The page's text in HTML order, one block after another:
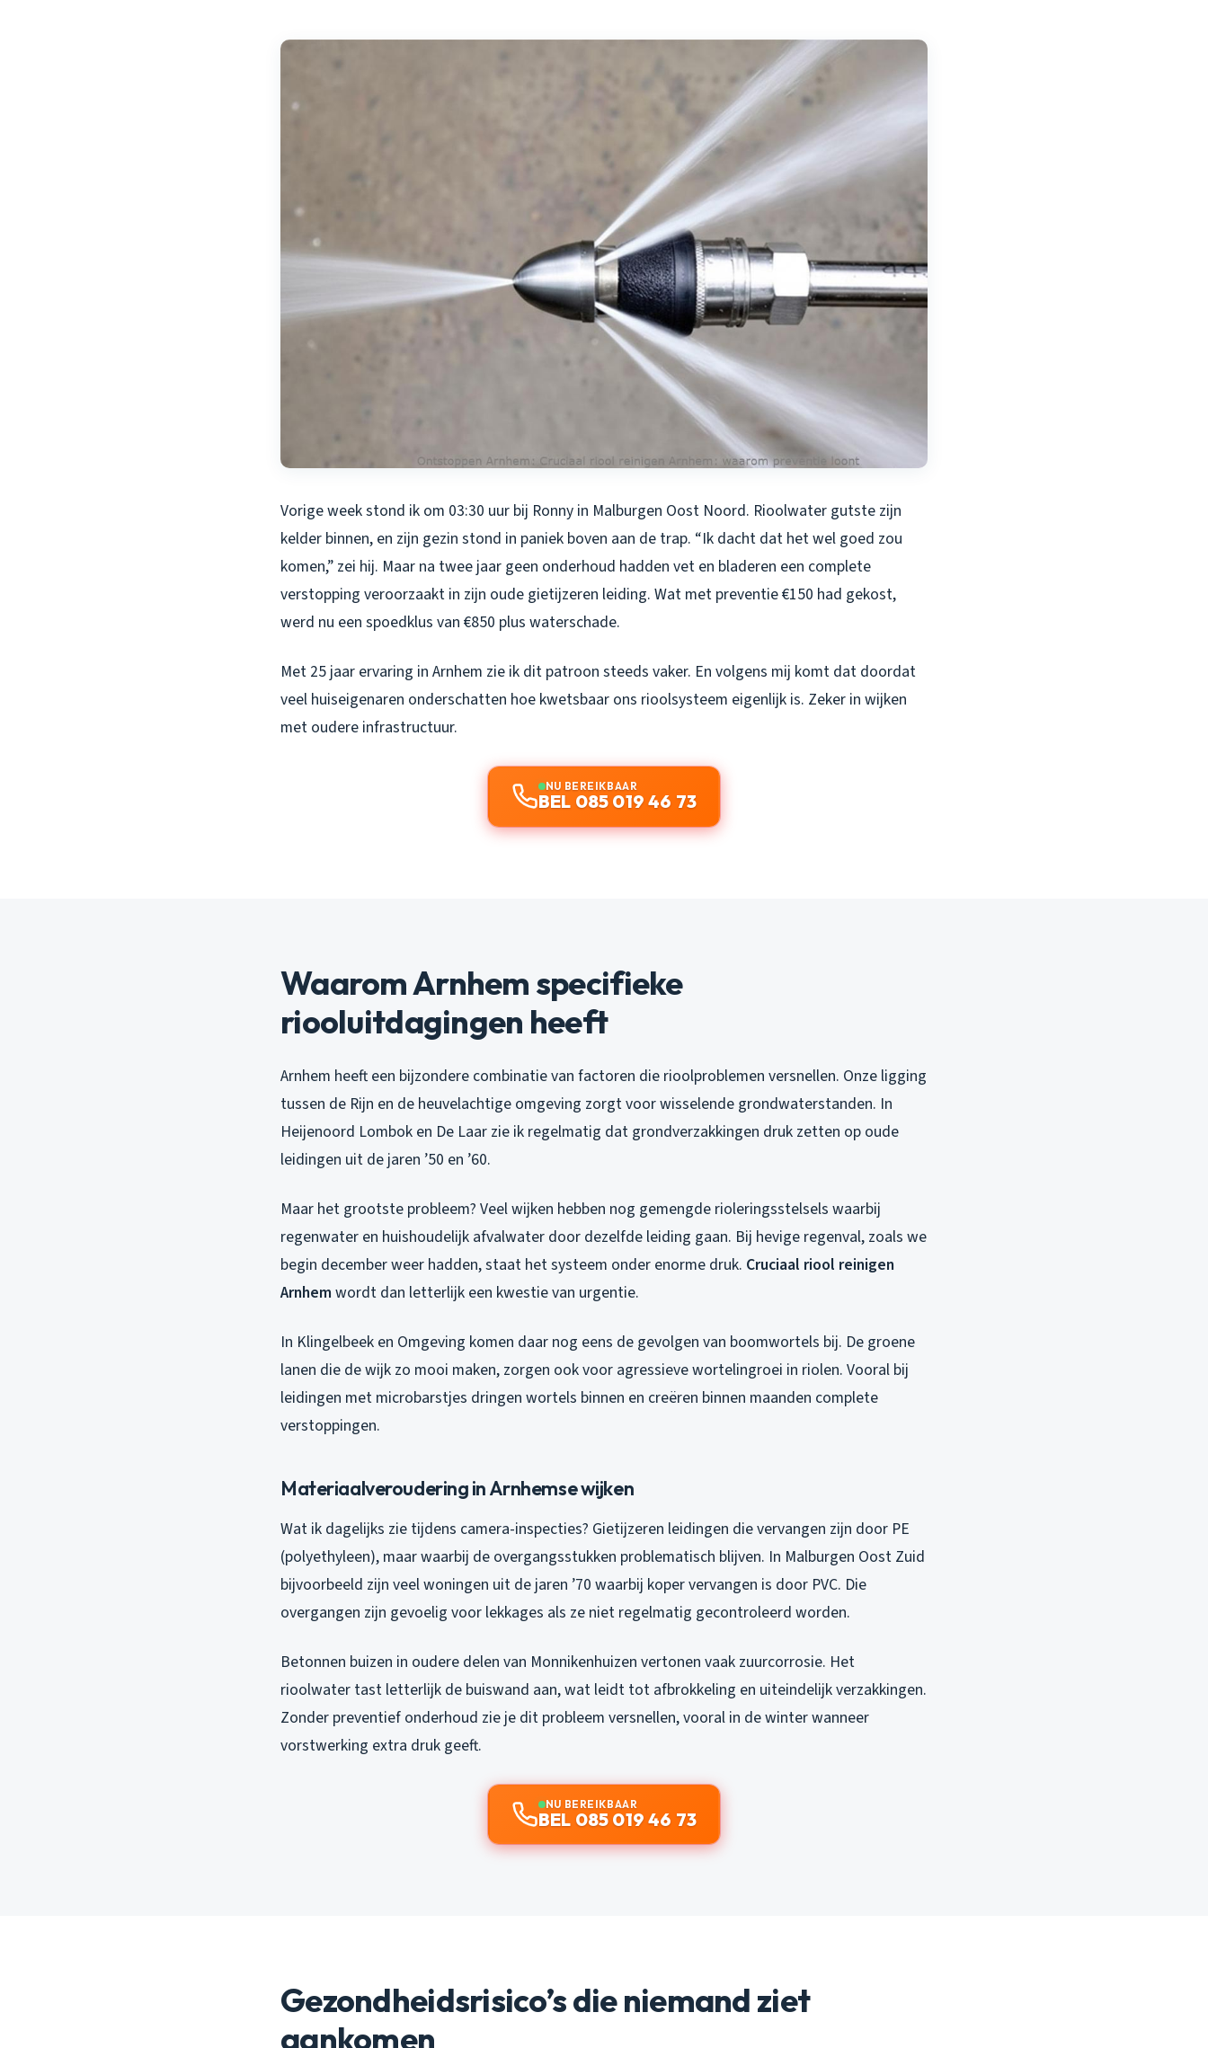
Vorige week stond ik om 03:30 uur bij Ronny in Malburgen Oost Noord. Rioolwater gutste zijn
kelder binnen, en zijn gezin stond in paniek boven aan de trap. “Ik dacht dat het wel goed zou
komen,” zei hij. Maar na twee jaar geen onderhoud hadden vet en bladeren een complete
verstopping veroorzaakt in zijn oude gietijzeren leiding. Wat met preventie €150 had gekost,
werd nu een spoedklus van €850 plus waterschade.
Met 25 jaar ervaring in Arnhem zie ik dit patroon steeds vaker. En volgens mij komt dat doordat
veel huiseigenaren onderschatten hoe kwetsbaar ons rioolsysteem eigenlijk is. Zeker in wijken
met oudere infrastructuur.
NU BEREIKBAAR
BEL 085 019 46 73
Waarom Arnhem specifieke
riooluitdagingen heeft
Arnhem heeft een bijzondere combinatie van factoren die rioolproblemen versnellen. Onze ligging
tussen de Rijn en de heuvelachtige omgeving zorgt voor wisselende grondwaterstanden. In
Heijenoord Lombok en De Laar zie ik regelmatig dat grondverzakkingen druk zetten op oude
leidingen uit de jaren ’50 en ’60.
Maar het grootste probleem? Veel wijken hebben nog gemengde rioleringsstelsels waarbij
regenwater en huishoudelijk afvalwater door dezelfde leiding gaan. Bij hevige regenval, zoals we
begin december weer hadden, staat het systeem onder enorme druk. Cruciaal riool reinigen
Arnhem wordt dan letterlijk een kwestie van urgentie.
In Klingelbeek en Omgeving komen daar nog eens de gevolgen van boomwortels bij. De groene
lanen die de wijk zo mooi maken, zorgen ook voor agressieve wortelingroei in riolen. Vooral bij
leidingen met microbarstjes dringen wortels binnen en creëren binnen maanden complete
verstoppingen.
Materiaalveroudering in Arnhemse wijken
Wat ik dagelijks zie tijdens camera-inspecties? Gietijzeren leidingen die vervangen zijn door PE
(polyethyleen), maar waarbij de overgangsstukken problematisch blijven. In Malburgen Oost Zuid
bijvoorbeeld zijn veel woningen uit de jaren ’70 waarbij koper vervangen is door PVC. Die
overgangen zijn gevoelig voor lekkages als ze niet regelmatig gecontroleerd worden.
Betonnen buizen in oudere delen van Monnikenhuizen vertonen vaak zuurcorrosie. Het
rioolwater tast letterlijk de buiswand aan, wat leidt tot afbrokkeling en uiteindelijk verzakkingen.
Zonder preventief onderhoud zie je dit probleem versnellen, vooral in de winter wanneer
vorstwerking extra druk geeft.
NU BEREIKBAAR
BEL 085 019 46 73
Gezondheidsrisico’s die niemand ziet
aankomen